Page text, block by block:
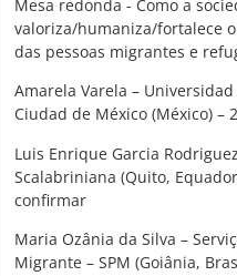
Mesa redonda - Como a
valoriza/humaniza/fortalece
das pessoas migrantes e
Amarela Varela –
Ciudad de México (México) –
Luis Enrique Garcia
Scalabriniana (Quito,
confirmar
Maria Ozânia da Silva –
Migrante – SPM (Goiânia,